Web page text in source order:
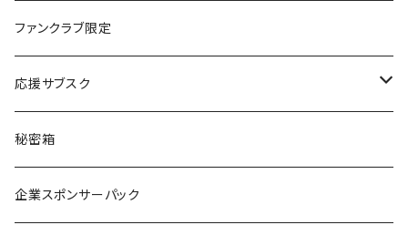
楽園うらら
りな
える
るか
ファンクラブ限定
応援サブスク
Green Note
Citrus Note
秘密箱
企業スポンサーパック